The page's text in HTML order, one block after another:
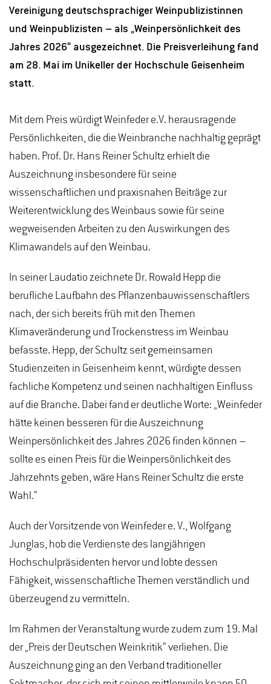
Vereinigung deutschsprachiger Weinpublizistinnen
und Weinpublizisten – als „Weinpersönlichkeit des
Jahres 2026“ ausgezeichnet. Die Preisverleihung fand
am 28. Mai im Unikeller der Hochschule Geisenheim
statt.
Mit dem Preis würdigt Weinfeder e.V. herausragende
Persönlichkeiten, die die Weinbranche nachhaltig geprägt
haben. Prof. Dr. Hans Reiner Schultz erhielt die
Auszeichnung insbesondere für seine
wissenschaftlichen und praxisnahen Beiträge zur
Weiterentwicklung des Weinbaus sowie für seine
wegweisenden Arbeiten zu den Auswirkungen des
Klimawandels auf den Weinbau.
In seiner Laudatio zeichnete Dr. Rowald Hepp die
berufliche Laufbahn des Pflanzenbauwissenschaftlers
nach, der sich bereits früh mit den Themen
Klimaveränderung und Trockenstress im Weinbau
befasste. Hepp, der Schultz seit gemeinsamen
Studienzeiten in Geisenheim kennt, würdigte dessen
fachliche Kompetenz und seinen nachhaltigen Einfluss
auf die Branche. Dabei fand er deutliche Worte: „Weinfeder
hätte keinen besseren für die Auszeichnung
Weinpersönlichkeit des Jahres 2026 finden können –
sollte es einen Preis für die Weinpersönlichkeit des
Jahrzehnts geben, wäre Hans Reiner Schultz die erste
Wahl.“
Auch der Vorsitzende von Weinfeder e. V., Wolfgang
Junglas, hob die Verdienste des langjährigen
Hochschulpräsidenten hervor und lobte dessen
Fähigkeit, wissenschaftliche Themen verständlich und
überzeugend zu vermitteln.
Im Rahmen der Veranstaltung wurde zudem zum 19. Mal
der „Preis der Deutschen Weinkritik“ verliehen. Die
Auszeichnung ging an den Verband traditioneller